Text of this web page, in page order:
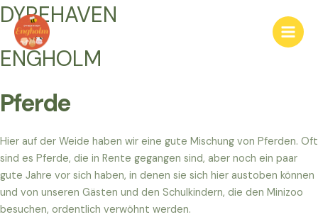
Gå
til
indholdet
Main
DYREHAVEN
ENGHOLM
Pferde
Hier auf der Weide haben wir eine gute Mischung von Pferden. Oft
sind es Pferde, die in Rente gegangen sind, aber noch ein paar
gute Jahre vor sich haben, in denen sie sich hier austoben können
und von unseren Gästen und den Schulkindern, die den Minizoo
besuchen, ordentlich verwöhnt werden.